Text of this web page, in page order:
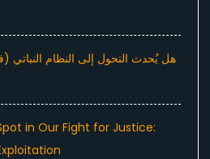
هل يُحدث التحول إلى النظام
in Our Fight for Justice: